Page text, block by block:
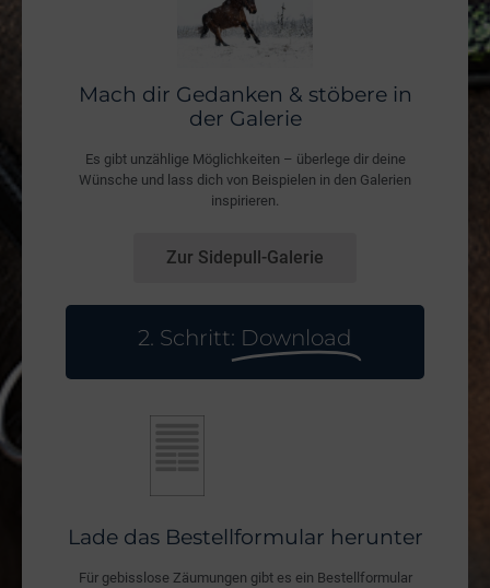
Mach dir Gedanken & stöbere in
der Galerie
Es gibt unzählige Möglichkeiten – überlege dir deine
Wünsche und lass dich von Beispielen in den Galerien
inspirieren.
Zur Sidepull-Galerie
2. Schritt: Download
Lade das Bestellformular herunter
Für gebisslose Zäumungen gibt es ein Bestellformular